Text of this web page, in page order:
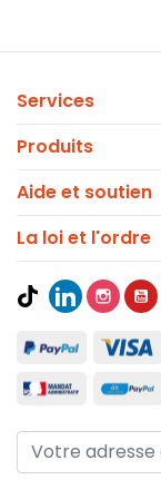
Services
Produits
Aide et soutien
La loi et l'ordre